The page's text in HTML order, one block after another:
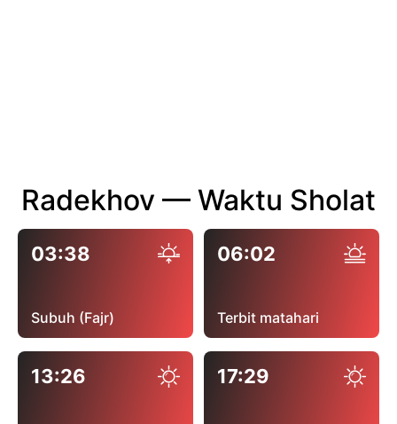
Radekhov — Waktu Sholat
03:38
Subuh (Fajr)
06:02
Terbit matahari
13:26 17:29